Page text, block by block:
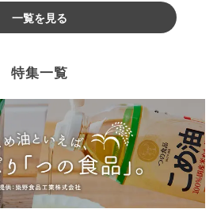
一覧を見る
特集一覧